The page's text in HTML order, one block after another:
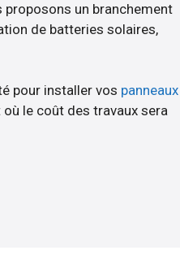
un branchement
de batteries solaires,
pour installer vos panneaux
le coût des travaux sera